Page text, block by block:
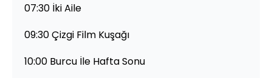
07:30 İki Aile
09:30 Çizgi Film Kuşağı
10:00 Burcu İle Hafta Sonu